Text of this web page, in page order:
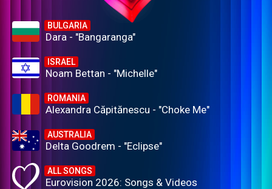
BULGARIA
Dara - "Bangaranga"
ISRAEL
Noam Bettan - "Michelle"
ROMANIA
Alexandra Căpitănescu - "Choke Me"
AUSTRALIA
Delta Goodrem - "Eclipse"
ALL SONGS
Eurovision 2026: Songs & Videos